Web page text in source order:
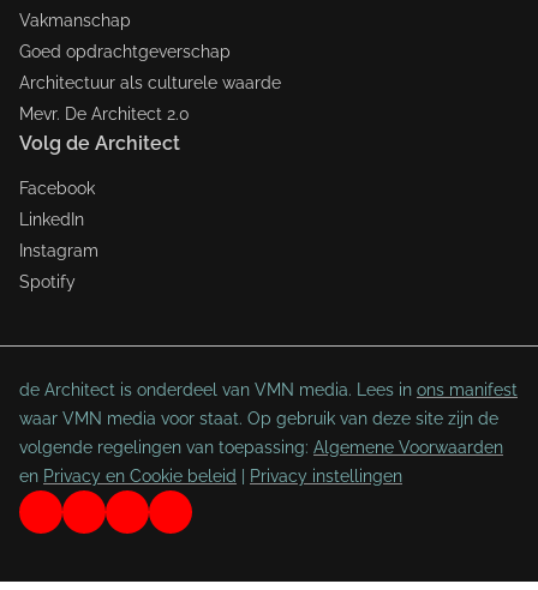
Vakmanschap
Goed opdrachtgeverschap
Architectuur als culturele waarde
Mevr. De Architect 2.0
Volg de Architect
Facebook
LinkedIn
Instagram
Spotify
de Architect is onderdeel van VMN media. Lees in ons manifest
waar VMN media voor staat. Op gebruik van deze site zijn de
volgende regelingen van toepassing: Algemene Voorwaarden
en Privacy en Cookie beleid Privacy instellingen